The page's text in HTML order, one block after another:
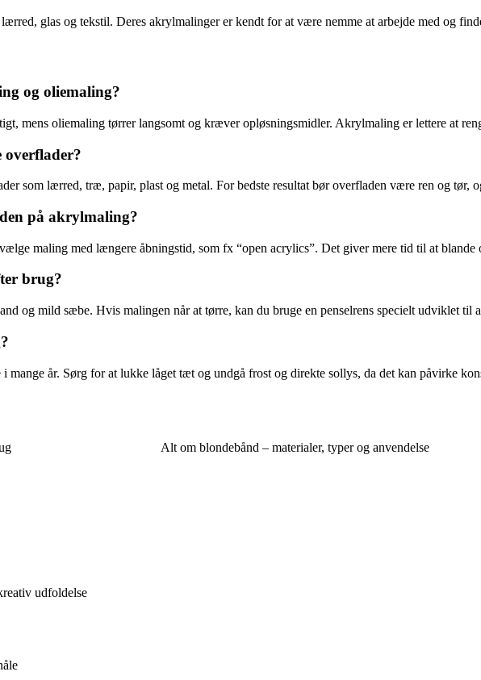
glas og tekstil. Deres akrylmalinger er kendt for at være nemme at arbejde med og
og oliemaling?
mens oliemaling tørrer langsomt og kræver opløsningsmidler. Akrylmaling er lettere at
som lærred, træ, papir, plast og metal. For bedste resultat bør overfladen være ren og tør,
på akrylmaling?
maling med længere åbningstid, som fx “open acrylics”. Det giver mere tid til at blande
brug?
og mild sæbe. Hvis malingen når at tørre, kan du bruge en penselrens specielt udviklet til
år. Sørg for at lukke låget tæt og undgå frost og direkte sollys, da det kan påvirke
udfoldelse
Alt om blondebånd – materialer, typer og anvendelse